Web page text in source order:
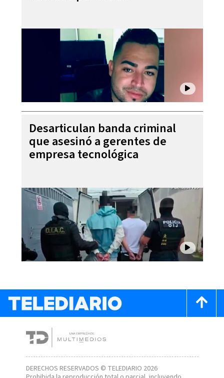
Desarticulan banda criminal
que asesinó a gerentes de
empresa tecnológica
DERECHOS RESERVADOS © TELEDIARIO 2026